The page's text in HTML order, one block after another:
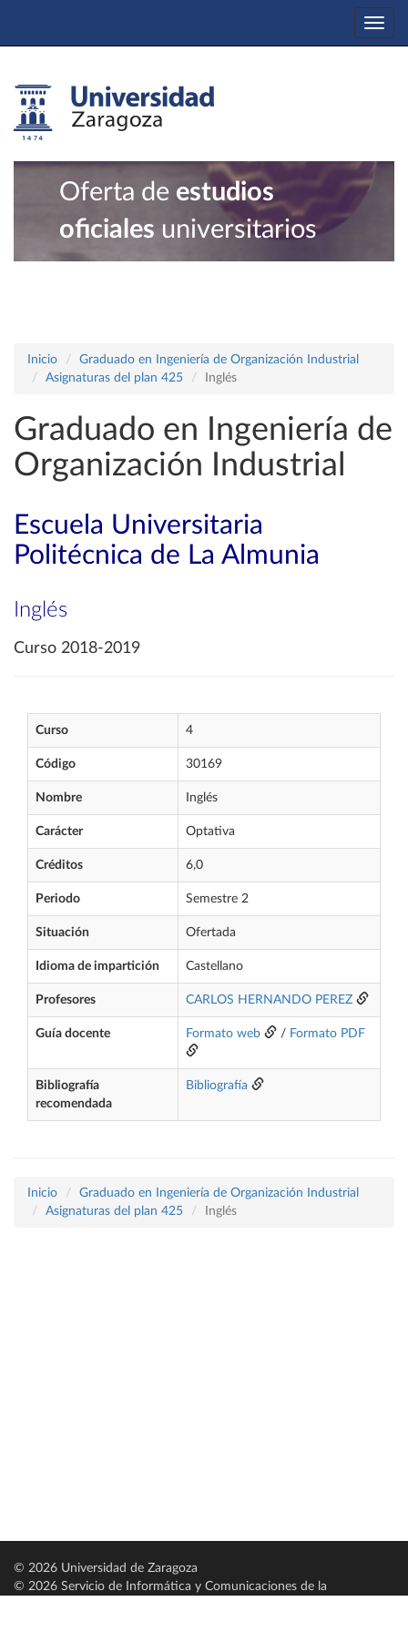
Oferta de estudios
oficiales universitarios
Inicio
Graduado en Ingeniería de Organización Industrial
Asignaturas del plan 425
Inglés
Graduado en Ingeniería de
Organización Industrial
Escuela Universitaria
Politécnica de La Almunia
Inglés
Curso 2018-2019
Curso 4
Código 30169
Nombre Inglés
Carácter Optativa
Créditos 6,0
Periodo Semestre 2
Situación Ofertada
Idioma de impartición Castellano
Profesores CARLOS HERNANDO PEREZ
Guía docente Formato web / Formato PDF
Bibliografía
recomendada
Bibliografía
Inicio
Graduado en Ingeniería de Organización Industrial
Asignaturas del plan 425
Inglés
© 2026 Universidad de Zaragoza
© 2026 Servicio de Informática y Comunicaciones de la